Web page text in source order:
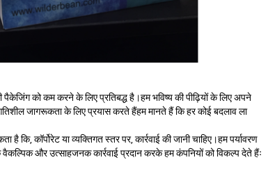
को कम करने के लिए प्रतिबद्ध है।हम भविष्य की पीढ़ियों के लिए अपने
जागरूकता के लिए प्रयास करते हैंहम मानते हैं कि हर कोई बदलाव ला
कॉर्पोरेट या व्यक्तिगत स्तर पर, कार्रवाई की जानी चाहिए।हम पर्यावरण
और उत्साहजनक कार्रवाई प्रदान करके हम कंपनियों को विकल्प देते हैंः